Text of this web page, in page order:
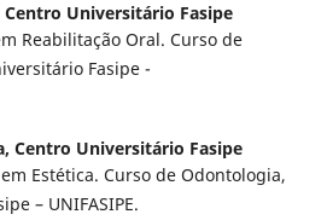
Centro Universitário Fasipe
Reabilitação Oral. Curso de
Fasipe -
Centro Universitário Fasipe
Estética. Curso de Odontologia,
– UNIFASIPE.